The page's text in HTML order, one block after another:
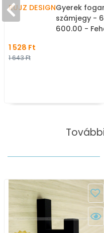
RUJZ DESIGNGyerek
számjegy -
600.00 -
1 528 Ft
1 643 Ft